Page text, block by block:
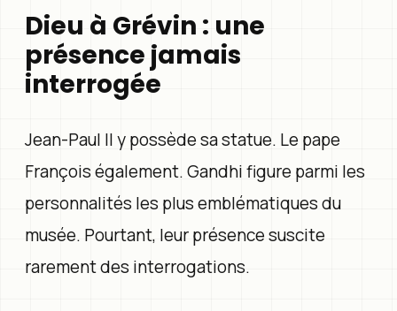
Dieu à Grévin : une
présence jamais
interrogée
Jean-Paul II y possède sa statue. Le pape
François également. Gandhi figure parmi les
personnalités les plus emblématiques du
musée. Pourtant, leur présence suscite
rarement des interrogations.